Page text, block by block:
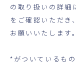
の取り扱いの詳細
をご確認いただき
お願いいたします。
*がついているも